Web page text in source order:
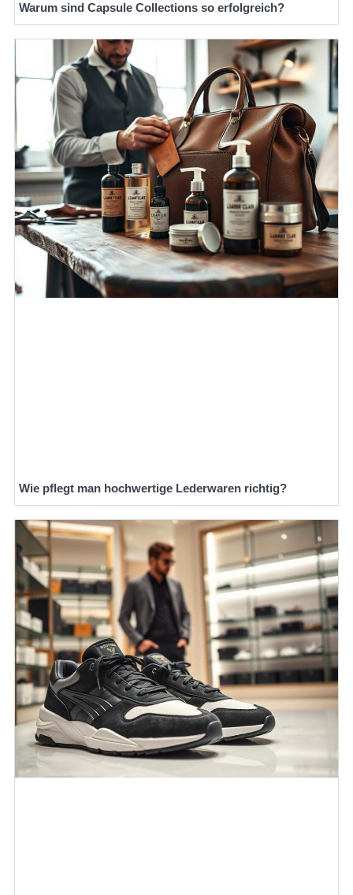
Warum sind Capsule Collections so erfolgreich?
Wie pflegt man hochwertige Lederwaren richtig?